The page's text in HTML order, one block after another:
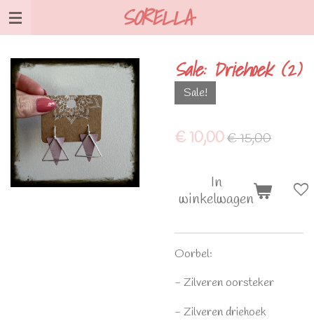
Ga
direct
de
hoofdinhoud
SORELLA
Sale: Driehoek (2)
Sale!
€ 10,00€ 15,00
In
winkelwagen
Oorbel:
- Zilveren oorsteker
- Zilveren driehoek